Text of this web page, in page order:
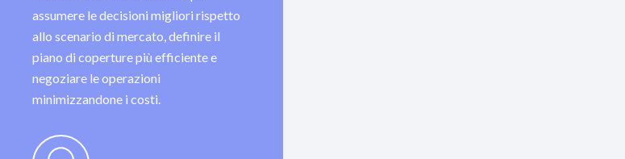
assumere le decisioni migliori rispetto
allo scenario di mercato, definire il
piano di coperture più efficiente e
negoziare le operazioni
minimizzandone i costi.